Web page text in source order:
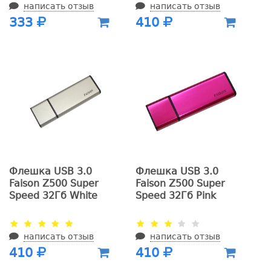
написать отзыв
333
написать отзыв
410
Флешка USB 3.0
Faison Z500 Super
Speed 32Гб White
написать отзыв
410
Флешка USB 3.0
Faison Z500 Super
Speed 32Гб Pink
написать отзыв
410